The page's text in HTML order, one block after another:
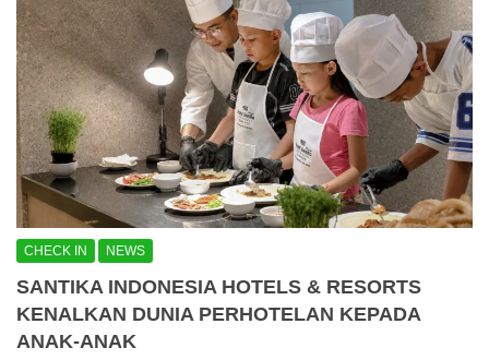
CHECK IN NEWS
SANTIKA INDONESIA HOTELS & RESORTS
KENALKAN DUNIA PERHOTELAN KEPADA
ANAK-ANAK